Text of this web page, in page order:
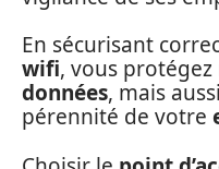
En sécurisant
wifi, vous
données, mais
pérennité de votre